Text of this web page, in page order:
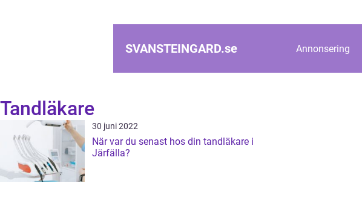
SVANSTEINGARD.se Annonsering
Tandläkare
30 juni 2022
När var du senast hos din tandläkare i
Järfälla?